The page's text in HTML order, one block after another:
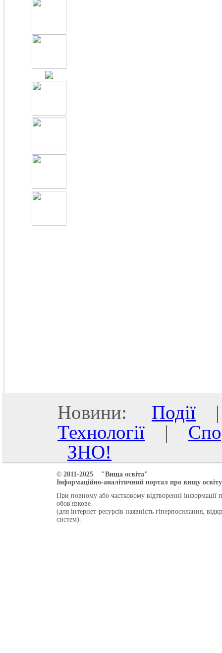
Новини: Події
Технології |
ЗНО!
© 2011-2025 "Вища освіта"
Інформаційно-аналітичний портал про вищу
При повному або частковому відтворенні інформації
обов'язкове
(для інтернет-ресурсів наявність гіперпосилання,
систем).